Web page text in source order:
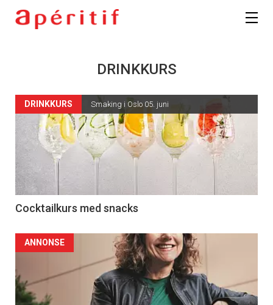
DRINKKURS
DRINKKURS Smaking i Oslo 05. juni
Cocktailkurs med snacks
ANNONSE